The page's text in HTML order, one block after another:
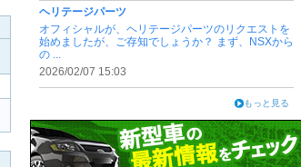
ヘリテージパーツ
オフィシャルが、ヘリテージパーツのリクエストを
始めましたが、ご存知でしょうか？ まず、NSXから
の ...
2026/02/07 15:03
もっと見る